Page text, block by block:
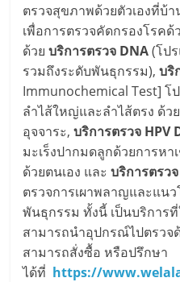
ตรวจสุขภาพด้วยตัวเองที่บ้
เพื่อการตรวจคัดกรองโรคด้
ด้วยบริการตรวจ DNA(โป
รวมถึงระดับพันธุกรรม),บริ
Immunochemical Test] โ
ลำไส้ใหญ่และลำไส้ตรง ด้ว
อุจจาระ,บริการตรวจ HPV
มะเร็งปากมดลูกด้วยการหา
ด้วยตนเอง และ บริการตรว
ตรวจการเผาพลาญและแน
พันธุกรรม ทั้งนี้ เป็นบริกา
สามารถนำอุปกรณ์ไปตรวจ
สามารถสั่งซื้อ หรือปรึกษา
ได้ที่ https://